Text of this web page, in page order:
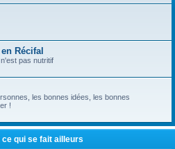
Récifal
pas nutritif
les bonnes idées, les bonnes
!
ce qui se fait ailleurs